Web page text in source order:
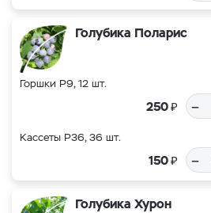
Голубика Поларис
Горшки Р9, 12 шт.
250₽ –
Кассеты Р36, 36 шт.
150₽ –
Голубика Хурон